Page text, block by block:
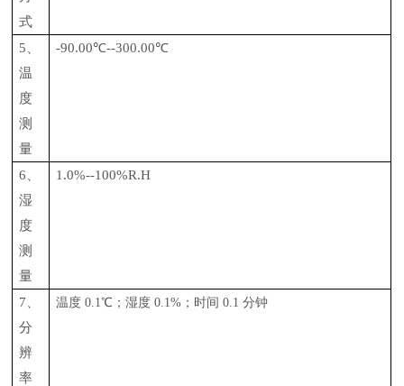
式
5、
温
度
测
量
-90.00℃--300.00℃
6、
湿
度
测
量
1.0%--100%R.H
7、
分
辨
率
温度 0.1℃；湿度 0.1%；时间 0.1 分钟